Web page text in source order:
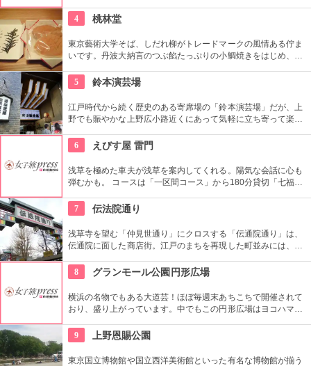
ラス席に座ることもできます。特別展に合わせて限定メニュー
が出ることもありますので、何度も訪れたいですね。
4 桃林堂
東京藝術大学そば、しだれ柳がトレードマークの風情ある佇ま
いです。丹波大納言のつぶ餡たっぷりの小鯛焼きをはじめ、水
ます。お抹茶をいただきながら店内でも。
5 鈴本演芸場
江戸時代から続く歴史のある寄席場の「鈴本演芸場」だが、上
野でも賑やかな上野広小路近くにあって気軽に立ち寄って楽し
ず入ってみてはいかがでしょう。
6 えびす屋 雷門
浅草を極めた車夫が浅草を案内してくれる。陽気な会話に心も
弾むかも。 コースは「一区間コース」から180分貸切「七福神
好評だとか。
7 伝法院通り
浅草寺を望む「仲見世通り」にクロスする「伝通院通り」は、
伝通院に面した商店街。江戸のまちを再現した町並みには、屋
あります。多彩なお店が並んでいて、買い物や食事も楽しめま
す。
8 グランモール公園円形広場
横浜の名物でもある大道芸！ほぼ毎週末あちこちで開催されて
おり、盛り上がっています。中でもこの円形広場はヨコハマ大
労される、驚きの芸に子供も大人も釘付けです！
9 上野恩賜公園
東京国立博物館や国立西洋美術館といった有名な博物館が揃う